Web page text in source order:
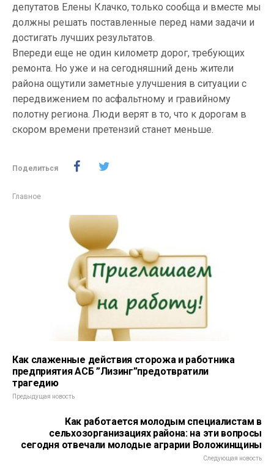
депутатов Елены Клачко, только сообща и вместе мы
должны решать поставленные перед нами задачи и
достигать лучших результатов.
Впереди еще не один километр дорог, требующих
ремонта. Но уже и на сегодняшний день жители
района ощутили заметные улучшения в ситуации с
передвижением по асфальтному и гравийному
полотну региона. Люди верят в то, что к дорогам в
скором времени претензий станет меньше.
Поделиться
Главное
Как слаженные действия сторожа и работника
предприятия АСБ ”Лизинг”предотвратили
трагедию
Предыдущая новость
Как работается молодым специалистам в
сельхозорганизациях района: на эти вопросы
сегодня отвечали молодые аграрии Воложинщины
Следующая новость